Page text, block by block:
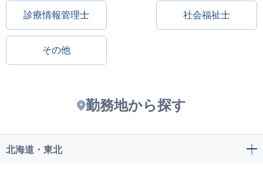
診療情報管理士 社会福祉士
その他
勤務地から探す
北海道・東北